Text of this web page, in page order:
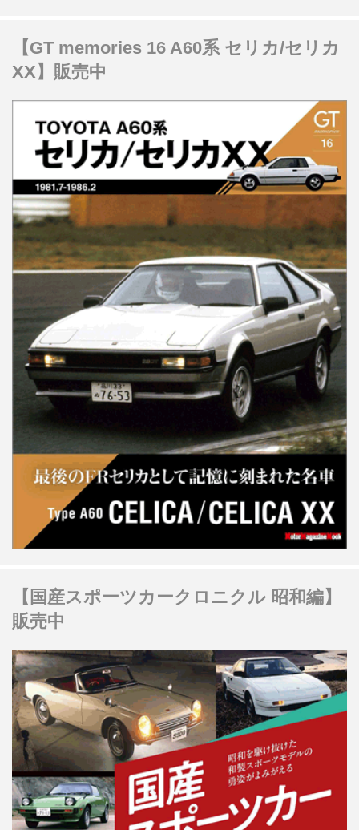
【GT memories 16 A60系 セリカ/セリカ
XX】販売中
【国産スポーツカークロニクル 昭和編】
販売中